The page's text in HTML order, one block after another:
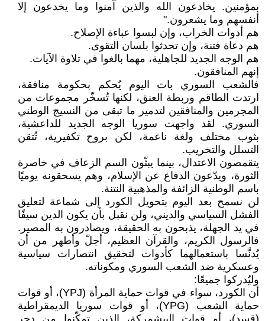
بمؤمنين. يخادعون الله والذين آمنوا وما يخدعون إلا
أنفسهم وما يشعرون."
هم أدوات الخراب، وإن لبسوا عباءة الإصلاح.
هم دعاة فتنة، وإن تحدثوا بلسان التقوى.
هم الوجه الجديد للجاهلية، مهما بالغوا في تلاوة الآيات.
إنهم المنافقون.
فالشعب السوري بات اليوم يُحكم بحكومة منافقة،
ارتدت الطاقم وربطة العنق، لكنها تُسخّر مجموعات من
المجرمين والمنافقين لتدمير ما تبقى من النسيج الوطني
السوري. لقد واجهت سوريا الوجه الجديد للداعشية،
بثوب مختلف ولغة ناعمة، لكن بروح تكفيرية، تُتقن
التسلل والتخريب.
يتقمصون الاعتدال، بينما يبثّون السم الزعاف في خاصرة
الثورة، ويدّعون الدفاع عن الإسلام، وهم يسحقونه يوميًا
باسم الوطنية الزائفة والمذهبية النتنة.
لن نسمح بعد اليوم بتحويل الكورد إلى شماعة لتعليق
الفشل السياسي والديني، ولن نقبل بأن يكون الدين سيفًا
في يد الجهلة، يذبحون به الحقيقة، ويصادرون به المصير.
فالرسول الكريم، والقرآن العظيم، أجلّ وأطهر من أن
يُدنَّسا باستعمالهما كأدوات لتحقيق انتصارات سياسية
وعسكرية ضد الشعب السوري ومكوناته.
وليُدركوا جميعًا:
أن الكورد، سواء في قوات حماية المرأة (YPJ)، أو قوات
حماية الشعب (YPG)، أو قوات سوريا الديمقراطية